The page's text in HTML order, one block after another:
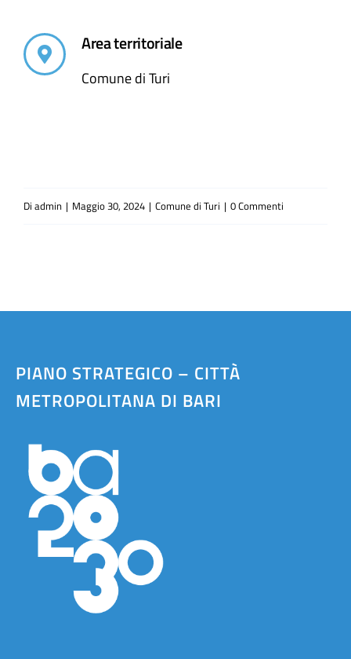
Area territoriale
Comune di Turi
Di admin | Maggio 30, 2024 | Comune di Turi | 0 Commenti
PIANO STRATEGICO – CITTÀ
METROPOLITANA DI BARI